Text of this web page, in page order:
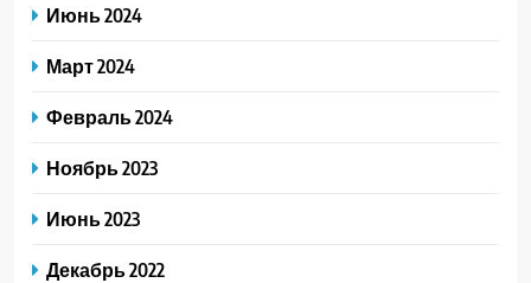
Июнь 2024
Март 2024
Февраль 2024
Ноябрь 2023
Июнь 2023
Декабрь 2022